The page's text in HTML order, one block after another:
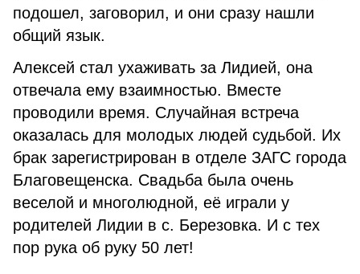
подошел, заговорил, и они сразу нашли
общий язык.
Алексей стал ухаживать за Лидией, она
отвечала ему взаимностью. Вместе
проводили время. Случайная встреча
оказалась для молодых людей судьбой. Их
брак зарегистрирован в отделе ЗАГС города
Благовещенска. Свадьба была очень
веселой и многолюдной, её играли у
родителей Лидии в с. Березовка. И с тех
пор рука об руку 50 лет!